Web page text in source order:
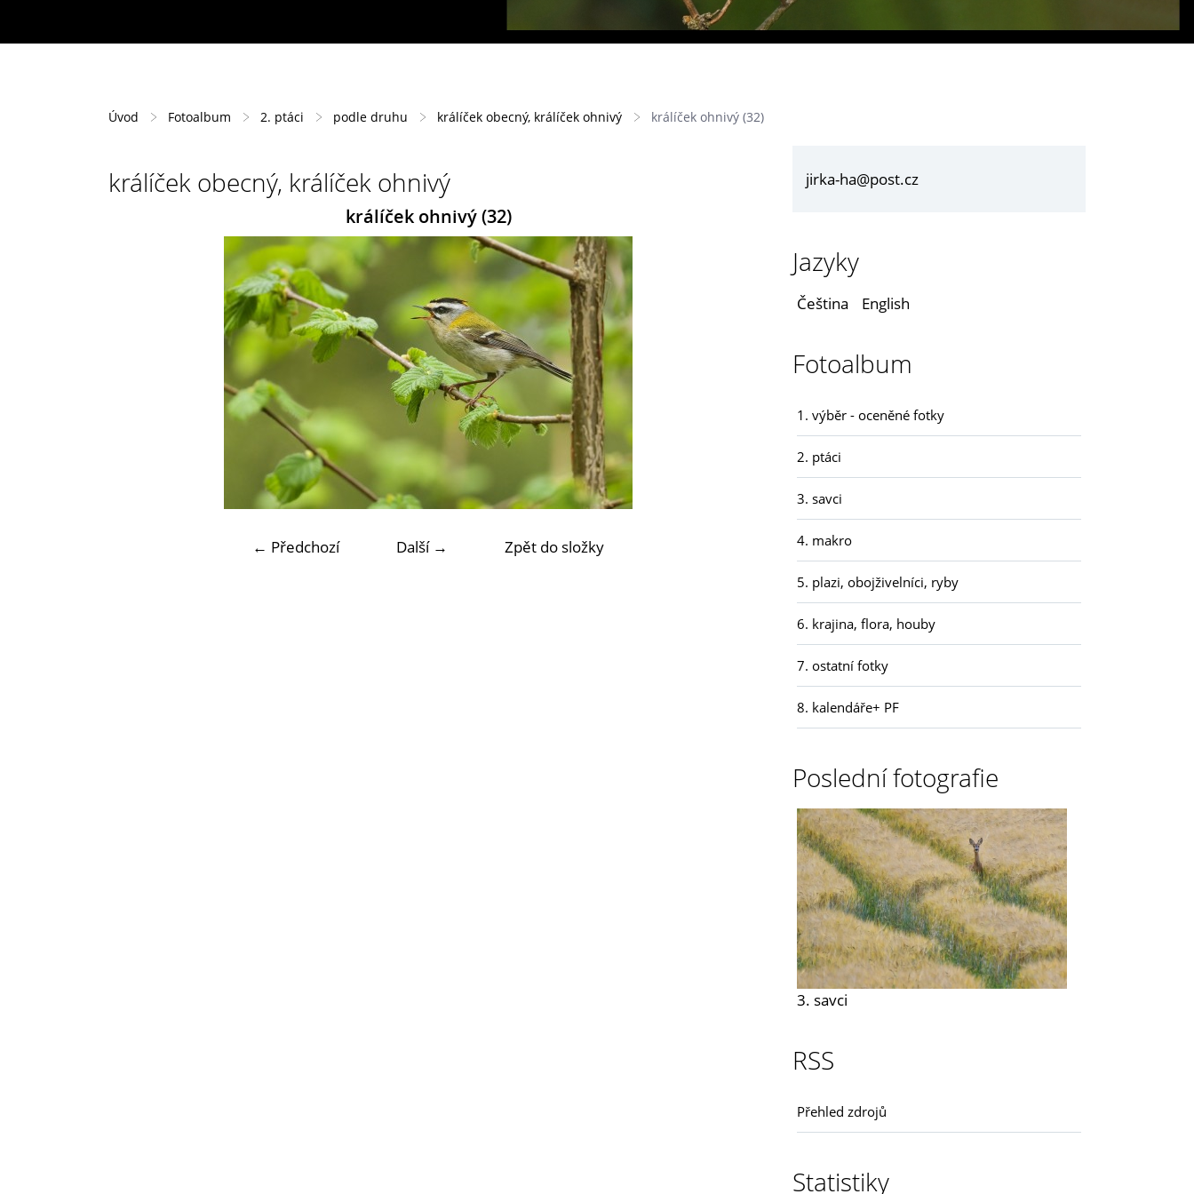
Úvod Fotoalbum 2. ptáci podle druhu králíček obecný, králíček ohnivý králíček ohnivý (32)
králíček obecný, králíček ohnivý
králíček ohnivý (32)
← Předchozí Další → Zpět do složky
jirka-ha@post.cz
Jazyky
Čeština English
Fotoalbum
1. výběr - oceněné fotky
2. ptáci
3. savci
4. makro
5. plazi, obojživelníci, ryby
6. krajina, flora, houby
7. ostatní fotky
8. kalendáře+ PF
Poslední fotografie
3. savci
RSS
Přehled zdrojů
Statistiky